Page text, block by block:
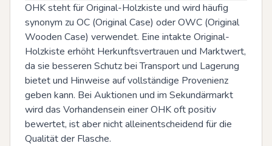
OHK steht für Original-Holzkiste und wird häufig
synonym zu OC (Original Case) oder OWC (Original
Wooden Case) verwendet. Eine intakte Original-
Holzkiste erhöht Herkunftsvertrauen und Marktwert,
da sie besseren Schutz bei Transport und Lagerung
bietet und Hinweise auf vollständige Provenienz
geben kann. Bei Auktionen und im Sekundärmarkt
wird das Vorhandensein einer OHK oft positiv
bewertet, ist aber nicht alleinentscheidend für die
Qualität der Flasche.